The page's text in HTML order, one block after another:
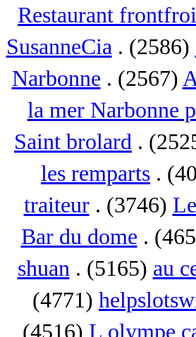
Restaurant
SusanneCia. (2586)
Narbonne . (2567)
la mer Narbonne
Saint brolard .
les remparts .
traiteur. (3746)
Bar du dome .
shuan. (5165) au
(4771)
(4516) L olympe